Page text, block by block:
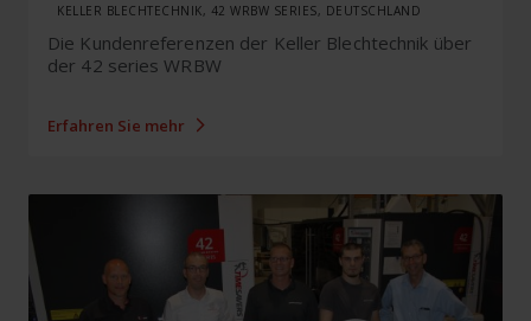
KELLER BLECHTECHNIK, 42 WRBW SERIES, DEUTSCHLAND
Die Kundenreferenzen der Keller Blechtechnik über
der 42 series WRBW
Erfahren Sie mehr